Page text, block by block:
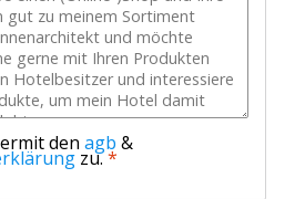
den agb &
zu.*